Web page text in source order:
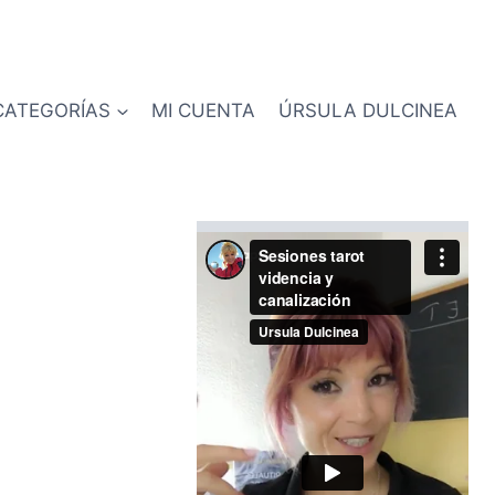
MI CUENTA ÚRSULA DULCINEA